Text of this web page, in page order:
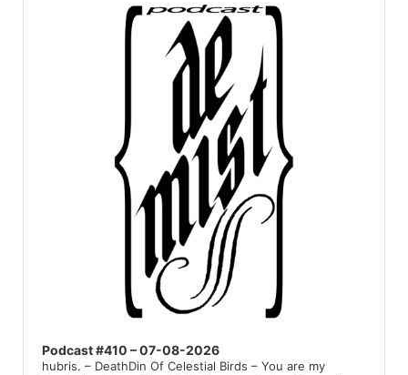
Podcast #410 – 07-08-2026
hubris. – DeathDin Of Celestial Birds – You are my